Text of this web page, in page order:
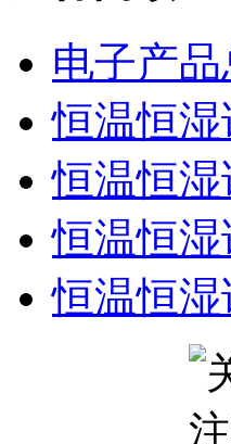
电子产
恒温恒
恒温恒
恒温恒
恒温恒